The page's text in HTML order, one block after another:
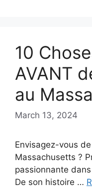
10
AVANT
au
March 13, 2024
Envisagez-vous
Massachusetts ?
passionnante
De son histoire …